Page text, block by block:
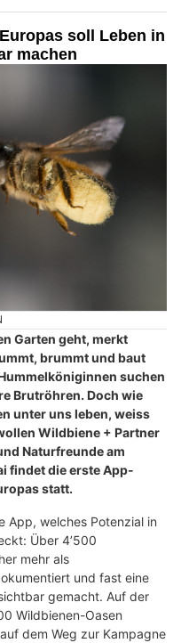
soll Leben in
machen
Garten geht, merkt
brummt und baut
suchen
Brutröhren. Doch wie
unter uns leben, weiss
Wildbiene + Partner
Naturfreunde am
findet die erste App-
statt.
App, welches Potenzial in
Über 4’500
mehr als
und fast eine
gemacht. Auf der
Wildbienen-Oasen
dem Weg zur Kampagne